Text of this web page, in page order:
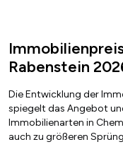
Rabenstein
Die Entwicklung der
spiegelt das Angebot
Immobilienarten in
auch zu größeren